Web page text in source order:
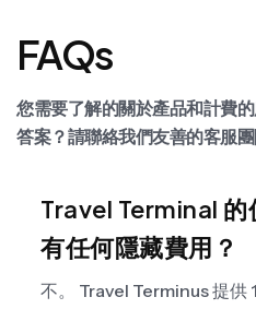
FAQs
您需要了解的關於產品和計費
答案？請聯絡我們友善的客服團
Travel Terminal 的
有任何隱藏費用？
不。 Travel Terminus 提供